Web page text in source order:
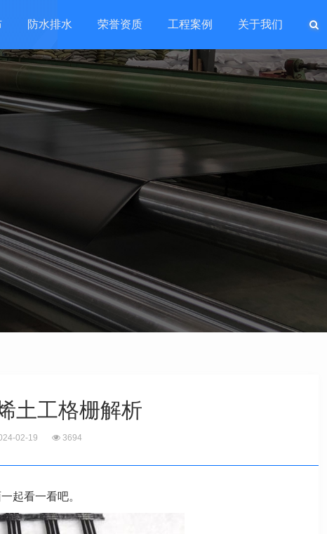
防水排水 荣誉资质 工程案例 关于我们
土工格栅解析
02-19 3694
起看一看吧。